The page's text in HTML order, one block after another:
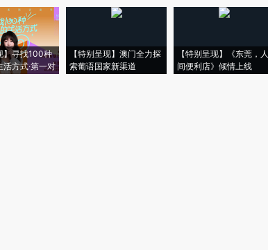
】寻找100种
方式·第一对
【特别呈现】澳门全力探
索葡语国家新渠道
【特别呈现】《东莞，人
间便利店》倾情上线